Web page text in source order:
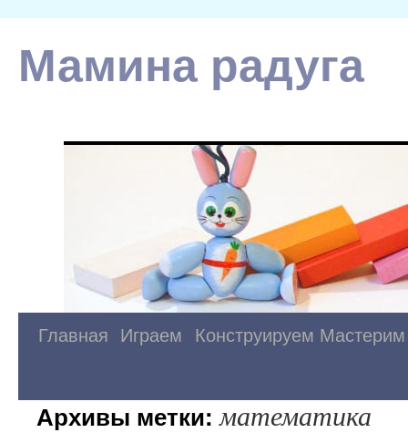
Мамина радуга
Главная Играем Конструируем Мастерим
Архивы метки:математика